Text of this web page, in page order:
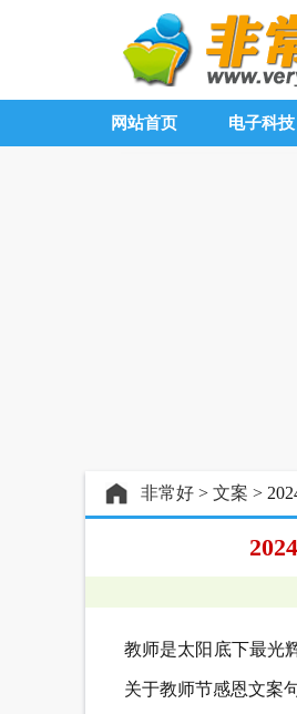
网站首页 电子科技
非常好 > 文案 >
教师是太阳底下最光
关于教师节感恩文案